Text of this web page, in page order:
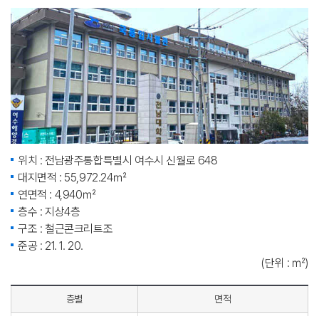
위치 : 전남광주통합특별시 여수시 신월로 648
대지면적 : 55,972.24㎡
연면적 : 4,940㎡
층수 : 지상4층
구조 : 철근콘크리트조
준공 : 21. 1. 20.
(단위 : ㎡)
층별 면적